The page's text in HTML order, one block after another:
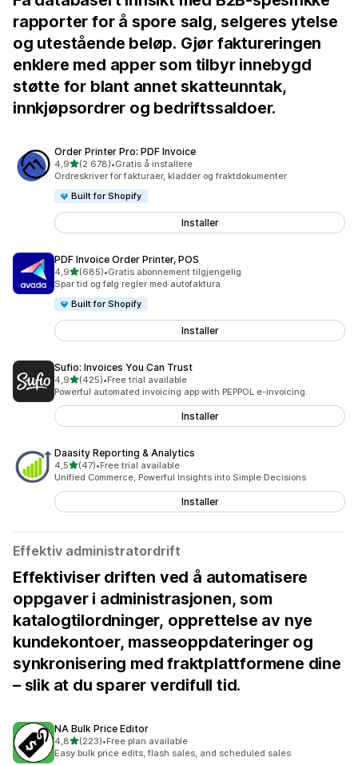
rapporter for å spore salg, selgeres ytelse
og utestående beløp. Gjør faktureringen
enklere med apper som tilbyr innebygd
støtte for blant annet skatteunntak,
innkjøpsordrer og bedriftssaldoer.
Order Printer Pro: PDF Invoice
4,9av 5 stjerner
(2 678)
Totalt 2678 omtaler
•Gratis å installere
Ordreskriver for fakturaer, kladder og fraktdokumenter
Built for Shopify
Installer
PDF Invoice Order Printer, POS
4,9av 5 stjerner
(685)
Totalt 685 omtaler
•Gratis abonnement tilgjengelig
Spar tid og følg regler med autofaktura.
Built for Shopify
Installer
Sufio: Invoices You Can Trust
4,9av 5 stjerner
(425)
Totalt 425 omtaler
•Free trial available
Powerful automated invoicing app with PEPPOL e-invoicing.
Installer
Daasity Reporting & Analytics
4,5av 5 stjerner
(47)
Totalt 47 omtaler
•Free trial available
Unified Commerce, Powerful Insights into Simple Decisions
Installer
Effektiv administratordrift
Effektiviser driften ved å automatisere
oppgaver i administrasjonen, som
katalogtilordninger, opprettelse av nye
kundekontoer, masseoppdateringer og
synkronisering med fraktplattformene dine
– slik at du sparer verdifull tid.
NA Bulk Price Editor
4,8av 5 stjerner
(223)
Totalt 223 omtaler
•Free plan available
Easy bulk price edits, flash sales, and scheduled sales